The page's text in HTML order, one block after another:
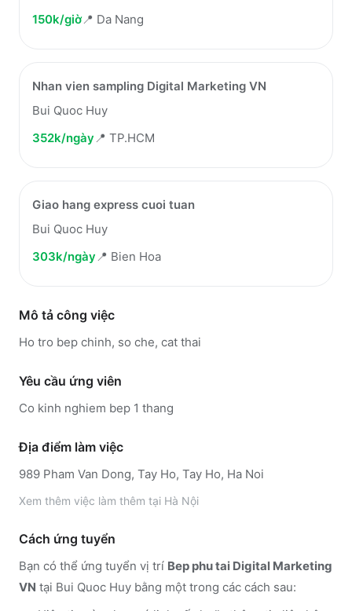
150k/giờ📍 Da Nang
Nhan vien sampling Digital Marketing VN
Bui Quoc Huy
352k/ngày📍 TP.HCM
Giao hang express cuoi tuan
Bui Quoc Huy
303k/ngày📍 Bien Hoa
Mô tả công việc
Ho tro bep chinh, so che, cat thai
Yêu cầu ứng viên
Co kinh nghiem bep 1 thang
Địa điểm làm việc
989 Pham Van Dong, Tay Ho, Tay Ho, Ha Noi
Xem thêm việc làm thêm tại Hà Nội
Cách ứng tuyển
Bạn có thể ứng tuyển vị trí Bep phu tai Digital Marketing
VN tại Bui Quoc Huy bằng một trong các cách sau: